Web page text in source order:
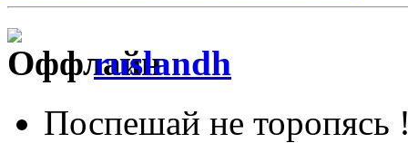
ruslandh
Поспешай не торопясь